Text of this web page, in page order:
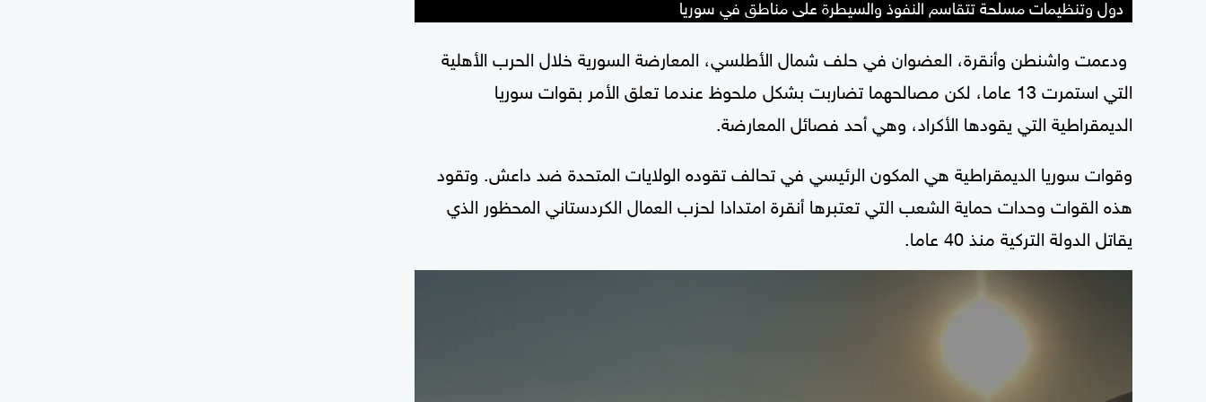
دول وتنظيمات مسلحة تتقاسم النفوذ والسيطرة على مناطق في سوريا
ودعمت واشنطن وأنقرة، العضوان في حلف شمال الأطلسي، المعارضة السورية خلال الحرب الأهلية
التي استمرت 13 عاما، لكن مصالحهما تضاربت بشكل ملحوظ عندما تعلق الأمر بقوات سوريا
الديمقراطية التي يقودها الأكراد، وهي أحد فصائل المعارضة.
وقوات سوريا الديمقراطية هي المكون الرئيسي في تحالف تقوده الولايات المتحدة ضد داعش. وتقود
هذه القوات وحدات حماية الشعب التي تعتبرها أنقرة امتدادا لحزب العمال الكردستاني المحظور الذي
يقاتل الدولة التركية منذ 40 عاما.